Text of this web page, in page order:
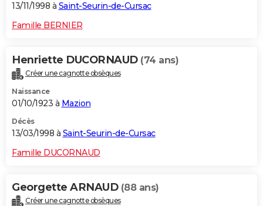
13/11/1998 à Saint-Seurin-de-Cursac
Famille BERNIER
Henriette DUCORNAUD (74 ans)
Créer une cagnotte obsèques
Naissance
01/10/1923 à Mazion
Décès
13/03/1998 à Saint-Seurin-de-Cursac
Famille DUCORNAUD
Georgette ARNAUD (88 ans)
Créer une cagnotte obsèques